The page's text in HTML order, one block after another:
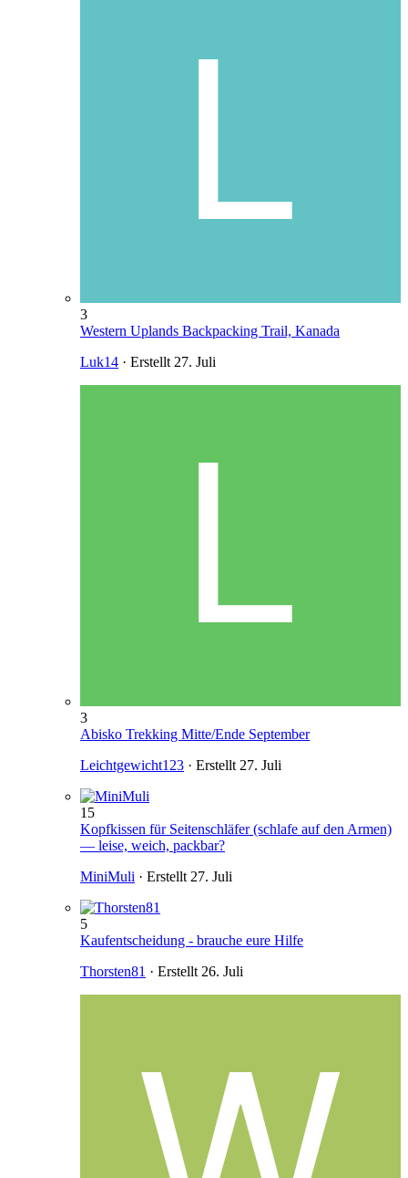
3
Western Uplands Backpacking Trail, Kanada
Luk14 · Erstellt 27. Juli
3
Abisko Trekking Mitte/Ende September
Leichtgewicht123 · Erstellt 27. Juli
15
Kopfkissen für Seitenschläfer (schlafe auf den Armen)
— leise, weich, packbar?
MiniMuli · Erstellt 27. Juli
5
Kaufentscheidung - brauche eure Hilfe
Thorsten81 · Erstellt 26. Juli